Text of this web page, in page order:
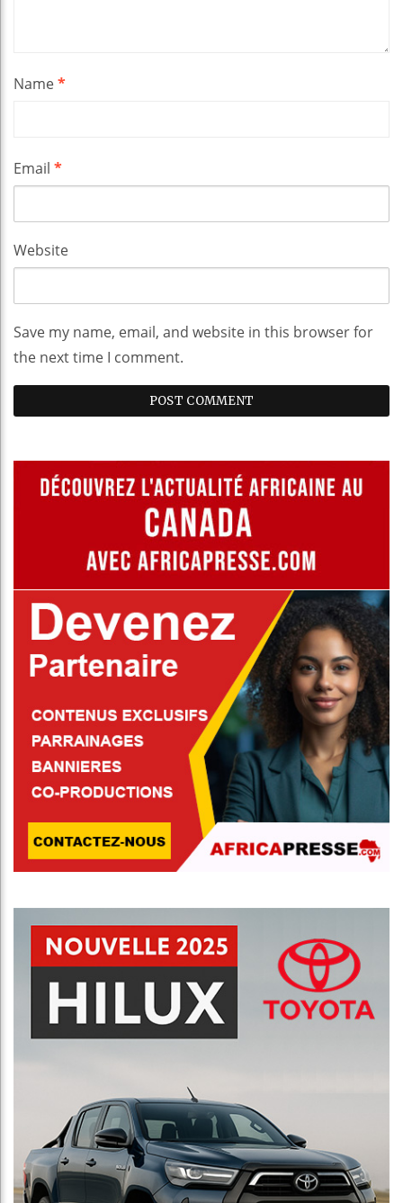
Name*
Email *
Website
Save my name, email, and website in this browser for
the next time I comment.